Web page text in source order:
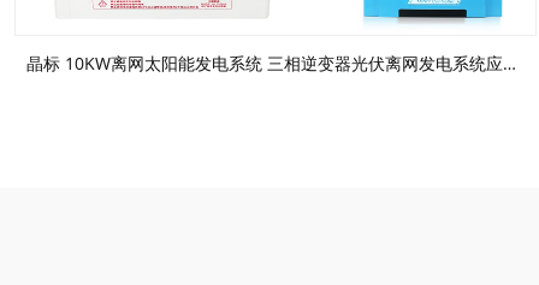
晶标 10KW离网太阳能发电系统 三相逆变器光伏离网发电系统应急UPS电源